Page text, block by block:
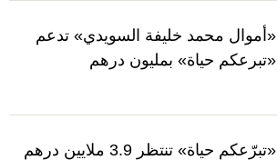
«أموال محمد خليفة السويدي» تدعم
«تبرعكم حياة» بمليون درهم
«تبرّعكم حياة» تنتظر 3.9 ملايين درهم